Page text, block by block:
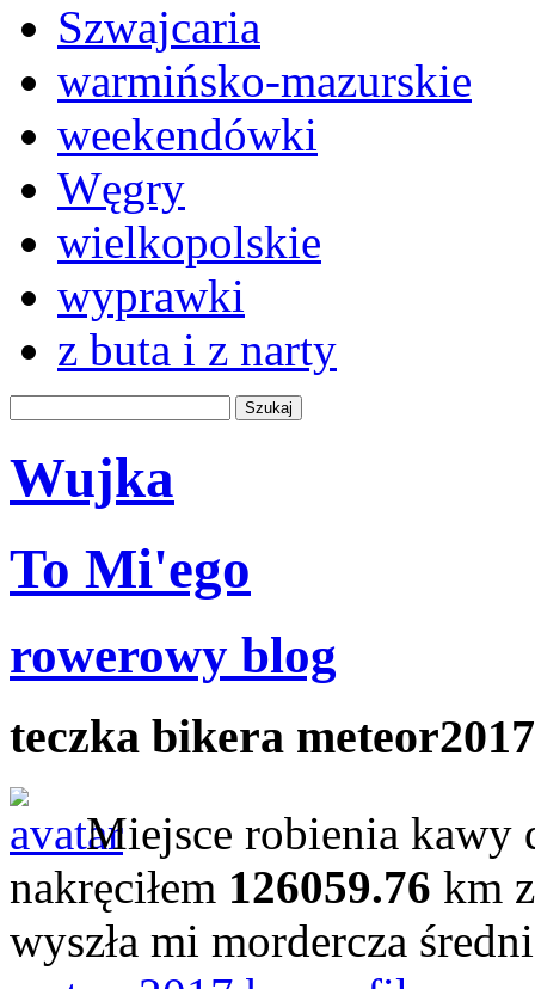
Szwajcaria
warmińsko-mazurskie
weekendówki
Węgry
wielkopolskie
wyprawki
z buta i z narty
Wujka
To Mi'ego
rowerowy blog
teczka bikera meteor2017
Miejsce robienia kawy
nakręciłem 126059.76 km
wyszła mi mordercza